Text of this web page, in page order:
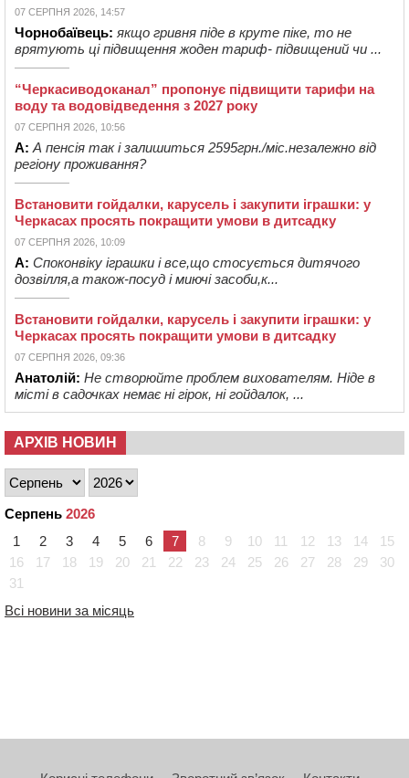
07 СЕРПНЯ 2026, 14:57
Чорнобаївець: якщо гривня піде в круте піке, то не
врятують ці підвищення жоден тариф- підвищений чи ...
“Черкасиводоканал” пропонує підвищити тарифи на
воду та водовідведення з 2027 року
07 СЕРПНЯ 2026, 10:56
А: А пенсія так і залишиться 2595грн./міс.незалежно від
регіону проживання?
Встановити гойдалки, карусель і закупити іграшки: у
Черкасах просять покращити умови в дитсадку
07 СЕРПНЯ 2026, 10:09
А: Споконвіку іграшки і все,що стосується дитячого
дозвілля,а також-посуд і миючі засоби,к...
Встановити гойдалки, карусель і закупити іграшки: у
Черкасах просять покращити умови в дитсадку
07 СЕРПНЯ 2026, 09:36
Анатолій: Не створюйте проблем вихователям. Ніде в
місті в садочках немає ні гірок, ні гойдалок, ...
АРХІВ НОВИН
Серпень 2026
1
2 3 4 5 6 7 8 9 10 11 12 13 14
15
16
17 18 19 20 21 22 23 24 25 26 27 28 29
30
31
Всі новини за місяць